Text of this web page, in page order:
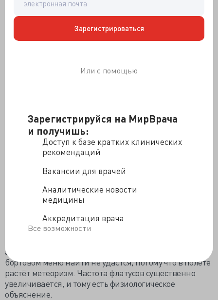
Зарегистрируйся на МирВрача
и получишь:
Доступ к базе кратких клинических
рекомендаций
Вакансии для врачей
Аналитические новости
медицины
Аккредитация врача
Все возможности
Зарегистрироваться
Или с помощью
выводы были сделаны в заказанном компанией
Люфтганза исследовании в специальной
лаборатории, где были созданы «самолётные»
условия.
меньше молекул. Снабжающие самолёты наборами
земным. Осторожно следует быть с карри и
кардамоном, усиливающими свой вкус.
Глютаминовая кислота, придающая пикантность
помидорам, сардине, пармезану и рокфору, усиливает
аромат от шума двигателей, поэтому томатный сок на
борту вкуснее, чем дома.
Теряют вкус вина с насыщенным фруктовым букетом,
усиливая кислинку, чем выше кислотность вина, тем
борту не следует именно по причине его высокой
кислотности, лучше начинать «апперетивничать» не
атмосфера. А вот разноликой капусты и бобовых в
бортовом меню найти не удастся, потому что в полёте
растёт метеоризм. Частота флатусов существенно
увеличивается, и тому есть физиологическое
объяснение.